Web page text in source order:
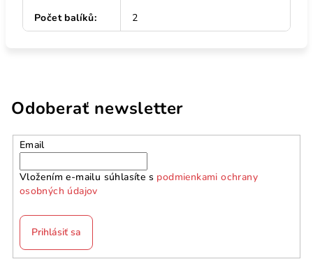
Počet balíků: 2
Odoberať newsletter
Email
Vložením e-mailu súhlasíte s podmienkami ochrany
osobných údajov
Prihlásiť sa